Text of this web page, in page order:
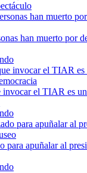
han muerto por
el TIAR es
para apuñalar al